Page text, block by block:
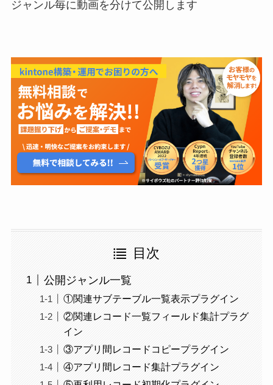
ジャンル毎に動画を分けて公開します
目次
公開ジャンル一覧
①関連サブテーブル一覧表示プラグイン​
②関連レコード一覧フィールド集計プラグ
イン​
③アプリ間レコードコピープラグイン​
④アプリ間レコード集計プラグイン​